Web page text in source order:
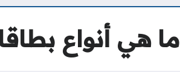
ما هي أنواع